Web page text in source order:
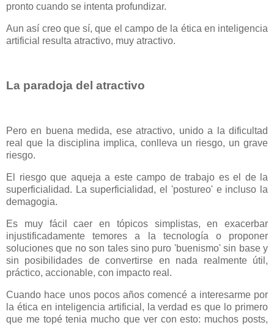
pronto cuando se intenta profundizar.
Aun así creo que sí, que el campo de la ética en inteligencia
artificial resulta atractivo, muy atractivo.
La paradoja del atractivo
Pero en buena medida, ese atractivo, unido a la dificultad
real que la disciplina implica, conlleva un riesgo, un grave
riesgo.
El riesgo que aqueja a este campo de trabajo es el de la
superficialidad. La superficialidad, el 'postureo' e incluso la
demagogia.
Es muy fácil caer en tópicos simplistas, en exacerbar
injustificadamente temores a la tecnología o proponer
soluciones que no son tales sino puro 'buenismo' sin base y
sin posibilidades de convertirse en nada realmente útil,
práctico, accionable, con impacto real.
Cuando hace unos pocos años comencé a interesarme por
la ética en inteligencia artificial, la verdad es que lo primero
que me topé tenia mucho que ver con esto: muchos posts,